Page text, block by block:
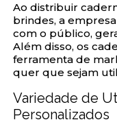
Ao distribuir
brindes, a
com o público,
Além disso, os
ferramenta de
quer que sejam
Variedade de
Personalizados